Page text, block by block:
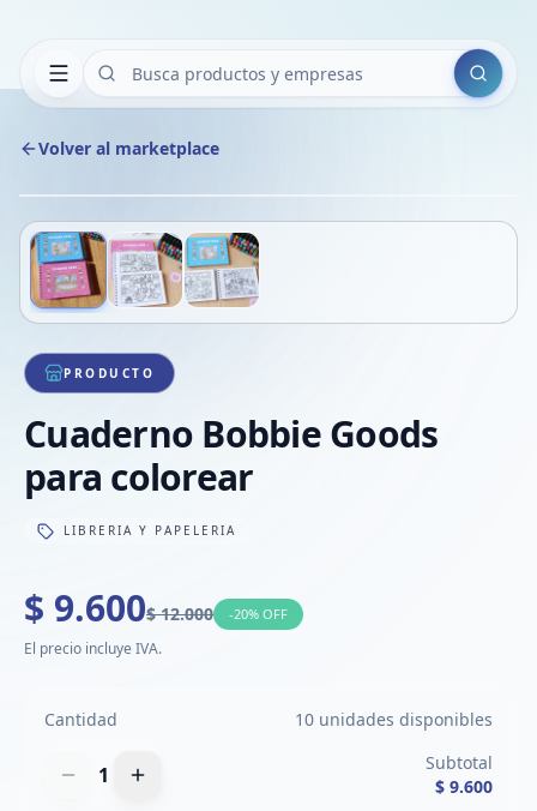
Buscar
Volver al marketplace
1/3
PRODUCTO
Cuaderno Bobbie Goods
para colorear
LIBRERIA Y PAPELERIA
$ 9.600$ 12.000 -20% OFF
El precio incluye IVA.
Cantidad 10 unidades disponibles
1
Subtotal
$ 9.600